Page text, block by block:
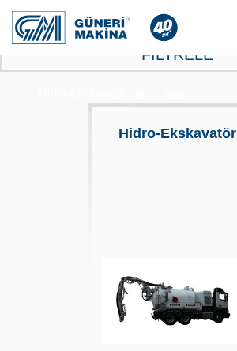
FİLTRELE
Hidro-Ekskavatör